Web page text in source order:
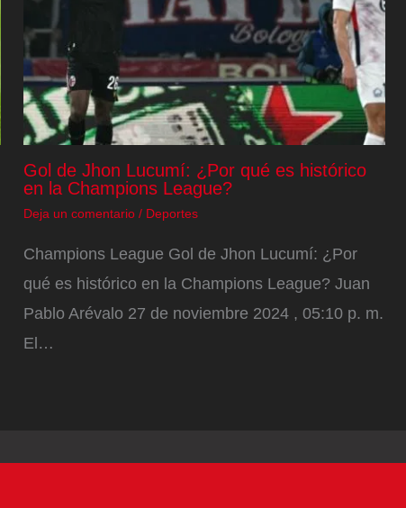
Gol de Jhon Lucumí: ¿Por qué es histórico
en la Champions League?
Deja un comentario / Deportes
Champions League Gol de Jhon Lucumí: ¿Por
qué es histórico en la Champions League? Juan
Pablo Arévalo 27 de noviembre 2024 , 05:10 p. m.
El…